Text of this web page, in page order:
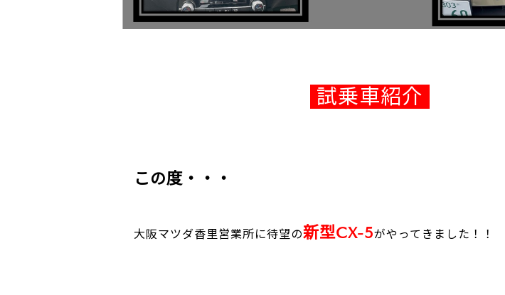
試乗車紹介
この度・・・
大阪マツダ香里営業所に待望の新型CX-5がやってきました！！